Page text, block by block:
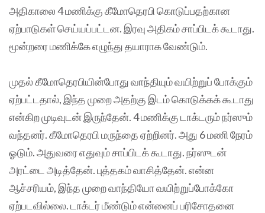
அதிகாலை 4 மணிக்கு கீமோதெரபி கொடுப்பதற்கான
ஏற்பாடுகள் செய்யப்பட்டன. இரவு அதிகம் சாப்பிடக் கூடாது.
மூன்றரை மணிக்கே எழுந்து தயாராக வேண்டும்.
முதல் கீமோதெரபியின்போது வாந்தியும் வயிற்றுப் போக்கும்
ஏற்பட்டதால், இந்த முறை அதற்கு இடம் கொடுக்கக் கூடாது
என்கிற முடிவுடன் இருந்தேன். 4 மணிக்கு டாக்டரும் நர்ஸும்
வந்தனர். கீமோதெரபி மருந்தை ஏற்றினர். அது 6 மணி நேரம்
ஓடும். அதுவரை எதுவும் சாப்பிடக் கூடாது. நர்ஸுடன்
அரட்டை அடித்தேன். புத்தகம் வாசித்தேன். என்ன
ஆச்சரியம், இந்த முறை வாந்தியோ வயிற்றுப்போக்கோ
ஏற்படவில்லை. டாக்டர் மீண்டும் என்னைப் பரிசோதனை